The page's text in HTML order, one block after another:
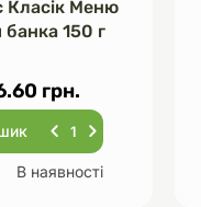
Класік Меню
150 г
грн.
В наявності